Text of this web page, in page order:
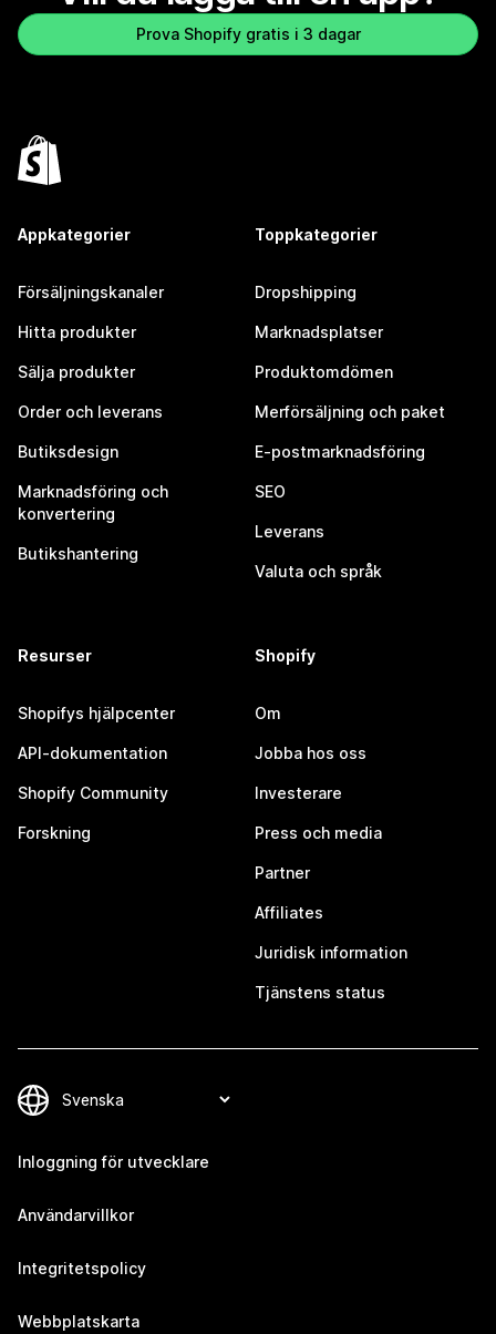
Prova Shopify gratis i 3 dagar
Appkategorier
Försäljningskanaler
Hitta produkter
Sälja produkter
Order och leverans
Butiksdesign
Marknadsföring och
konvertering
Butikshantering
Toppkategorier
Dropshipping
Marknadsplatser
Produktomdömen
Merförsäljning och paket
E-postmarknadsföring
SEO
Leverans
Valuta och språk
Resurser
Shopifys hjälpcenter
API-dokumentation
Shopify Community
Forskning
Shopify
Om
Jobba hos oss
Investerare
Press och media
Partner
Affiliates
Juridisk information
Tjänstens status
Inloggning för utvecklare
Användarvillkor
Integritetspolicy
Webbplatskarta